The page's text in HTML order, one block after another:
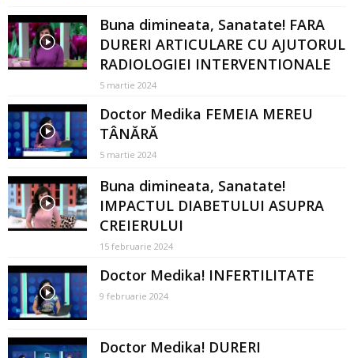
Buna dimineata, Sanatate! FARA
DURERI ARTICULARE CU AJUTORUL
RADIOLOGIEI INTERVENTIONALE
5 martie 2024
Doctor Medika FEMEIA MEREU
TÂNĂRĂ
5 martie 2024
Buna dimineata, Sanatate!
IMPACTUL DIABETULUI ASUPRA
CREIERULUI
15 februarie 2024
Doctor Medika! INFERTILITATE
9 februarie 2024
Doctor Medika! DURERI